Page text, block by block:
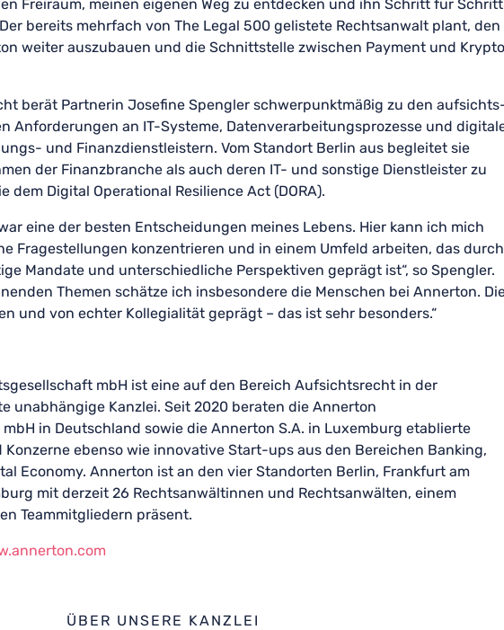
Freiraum, meinen eigenen Weg zu entdecken und ihn Schritt für Schritt
bereits mehrfach von The Legal 500 gelistete Rechtsanwalt plant, den
weiter auszubauen und die Schnittstelle zwischen Payment und Krypto
berät Partnerin Josefine Spengler schwerpunktmäßig zu den
Anforderungen an IT-Systeme, Datenverarbeitungsprozesse und
und Finanzdienstleistern. Vom Standort Berlin aus begleitet sie
der Finanzbranche als auch deren IT- und sonstige Dienstleister zu
dem Digital Operational Resilience Act (DORA).
eine der besten Entscheidungen meines Lebens. Hier kann ich mich
Fragestellungen konzentrieren und in einem Umfeld arbeiten, das durch
Mandate und unterschiedliche Perspektiven geprägt ist“, so Spengler.
Themen schätze ich insbesondere die Menschen bei Annerton.
und von echter Kollegialität geprägt – das ist sehr besonders.“
mbH ist eine auf den Bereich Aufsichtsrecht in der
unabhängige Kanzlei. Seit 2020 beraten die Annerton
in Deutschland sowie die Annerton S.A. in Luxemburg etablierte
ebenso wie innovative Start-ups aus den Bereichen Banking,
Economy. Annerton ist an den vier Standorten Berlin, Frankfurt am
mit derzeit 26 Rechtsanwältinnen und Rechtsanwälten, einem
Teammitgliedern präsent.
ÜBER UNSERE KANZLEI